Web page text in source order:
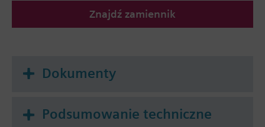
Znajdź zamiennik
Dokumenty
Podsumowanie techniczne